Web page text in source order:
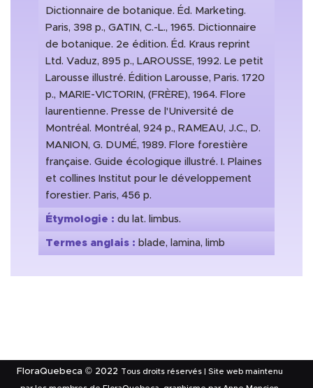
Dictionnaire de botanique. Éd. Marketing.
Paris, 398 p., GATIN, C.-L., 1965. Dictionnaire
de botanique. 2e édition. Éd. Kraus reprint
Ltd. Vaduz, 895 p., LAROUSSE, 1992. Le petit
Larousse illustré. Édition Larousse, Paris. 1720
p., MARIE-VICTORIN, (FRÈRE), 1964. Flore
laurentienne. Presse de l'Université de
Montréal. Montréal, 924 p., RAMEAU, J.C., D.
MANION, G. DUMÉ, 1989. Flore forestière
française. Guide écologique illustré. I. Plaines
et collines Institut pour le développement
forestier. Paris, 456 p.
Étymologie : du lat. limbus.
Termes anglais : blade, lamina, limb
FloraQuebeca © 2022 Tous droits réservés | Site web maintenu